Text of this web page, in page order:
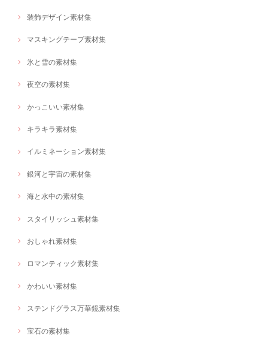
装飾デザイン素材集
マスキングテープ素材集
氷と雪の素材集
夜空の素材集
かっこいい素材集
キラキラ素材集
イルミネーション素材集
銀河と宇宙の素材集
海と水中の素材集
スタイリッシュ素材集
おしゃれ素材集
ロマンティック素材集
かわいい素材集
ステンドグラス万華鏡素材集
宝石の素材集